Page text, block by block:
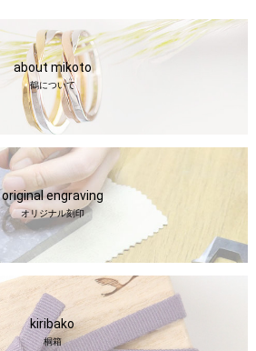
about mikoto
鶴について
original engraving
オリジナル刻印
kiribako
桐箱